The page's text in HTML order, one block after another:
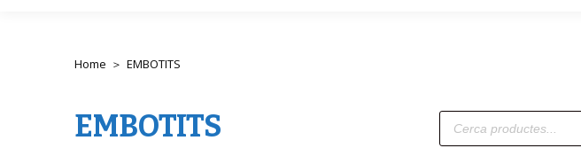
You are here:
Home EMBOTITS
EMBOTITS